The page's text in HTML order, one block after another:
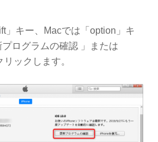
キー、Macでは「option」キ
ログラムの確認 」または
ックします。